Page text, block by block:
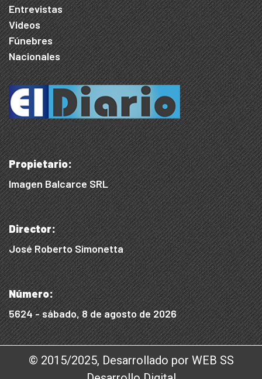
Entrevistas
Videos
Fúnebres
Nacionales
Propietario:
Imagen Balcarce SRL
Director:
José Roberto Simonetta
Número:
5624 - sábado, 8 de agosto de 2026
© 2015/2025, Desarrollado por WEB SS